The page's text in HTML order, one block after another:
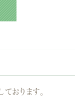
おります。